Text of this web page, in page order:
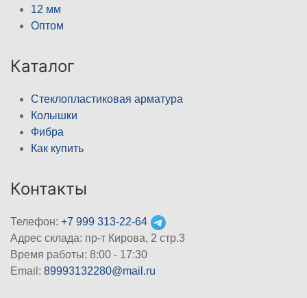
12 мм
Оптом
Каталог
Стеклопластиковая арматура
Колышки
Фибра
Как купить
Контакты
Телефон: +7 999 313-22-64
Адрес склада: пр-т Кирова, 2 стр.3
Время работы: 8:00 - 17:30
Email: 89993132280@mail.ru